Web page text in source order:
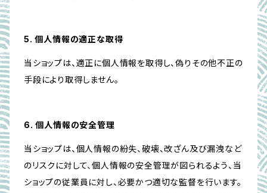
5. 個人情報の適正な取得
当ショップは、適正に個人情報を取得し、偽りその他不正の
手段により取得しません。
6. 個人情報の安全管理
当ショップは、個人情報の紛失、破壊、改ざん及び漏洩など
のリスクに対して、個人情報の安全管理が図られるよう、当
ショップの従業員に対し、必要かつ適切な監督を行います。